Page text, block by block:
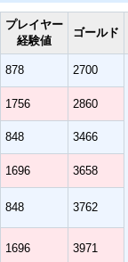
プレイヤー
経験値
ゴールド
878 2700
1756 2860
848 3466
1696 3658
848 3762
1696 3971